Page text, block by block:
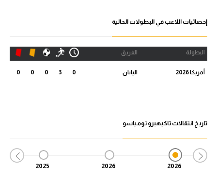
الدوري المصري
الدوري الإنجليزي الممتاز
الدوري الألماني
الدوري الفرنسي
إحصائيات اللاعب في البطولات الحالية
البطولة الفريق
أمريكا 2026 اليابان 0
3
0
0
0
تاريخ انتقالات تاكيهيرو تومياسو
2026
2026
2025